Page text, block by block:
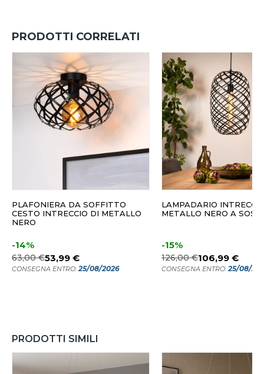
PRODOTTI CORRELATI
PLAFONIERA DA SOFFITTO
CESTO INTRECCIO DI METALLO
NERO
-14%
63,00 €53,99 €
CONSEGNA ENTRO:25/08/2026
LAMPADARIO
METALLO NERO A
-15%
126,00 €106,99 €
CONSEGNA ENTRO:25/08/
PRODOTTI SIMILI